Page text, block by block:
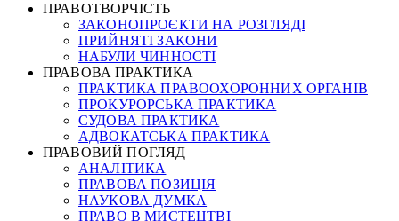
ПРАВОТВОРЧІСТЬ
ЗАКОНОПРОЄКТИ НА РОЗГЛЯДІ
ПРИЙНЯТІ ЗАКОНИ
НАБУЛИ ЧИННОСТІ
ПРАВОВА ПРАКТИКА
ПРАКТИКА ПРАВООХОРОННИХ ОРГАНІВ
ПРОКУРОРСЬКА ПРАКТИКА
СУДОВА ПРАКТИКА
АДВОКАТСЬКА ПРАКТИКА
ПРАВОВИЙ ПОГЛЯД
АНАЛІТИКА
ПРАВОВА ПОЗИЦІЯ
НАУКОВА ДУМКА
ПРАВО В МИСТЕЦТВІ